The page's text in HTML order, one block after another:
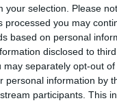
your selection. Please
processed you may
based on personal
disclosed to
may separately opt-out
personal information by
participants. This
19:03
πετάγονται κάποιοι